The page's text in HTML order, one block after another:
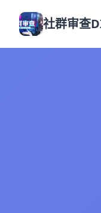
社群审查